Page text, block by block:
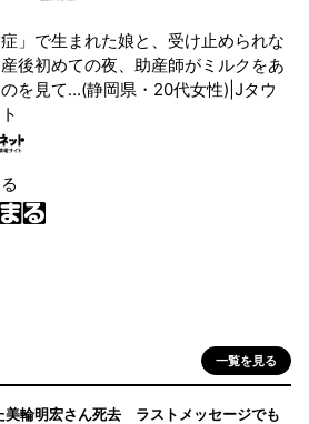
症」で生まれた娘と、受け止められな
後初めての夜、助産師がミルクをあ
を見て...(静岡県・20代女性)|Jタウ
一覧を見る
美輪明宏さん死去 ラストメッセージでも